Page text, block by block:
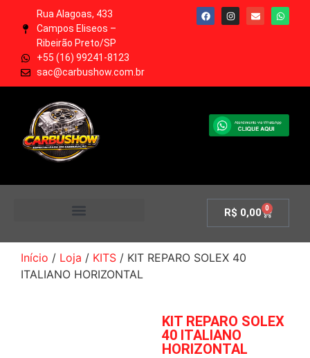
Rua Alagoas, 433
Campos Eliseos –
Ribeirão Preto/SP
+55 (16) 99241-8123
sac@carbushow.com.br
R$ 0,00 0
Início / Loja / KITS / KIT REPARO SOLEX 40
ITALIANO HORIZONTAL
KIT REPARO SOLEX
40 ITALIANO
HORIZONTAL